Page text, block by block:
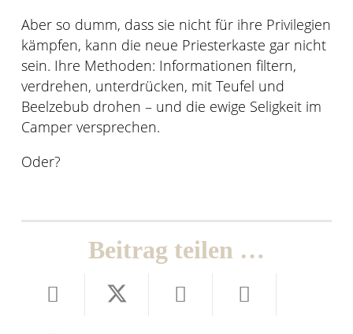
Aber so dumm, dass sie nicht für ihre Privilegien
kämpfen, kann die neue Priesterkaste gar nicht
sein. Ihre Methoden: Informationen filtern,
verdrehen, unterdrücken, mit Teufel und
Beelzebub drohen – und die ewige Seligkeit im
Camper versprechen.
Oder?
Beitrag teilen …